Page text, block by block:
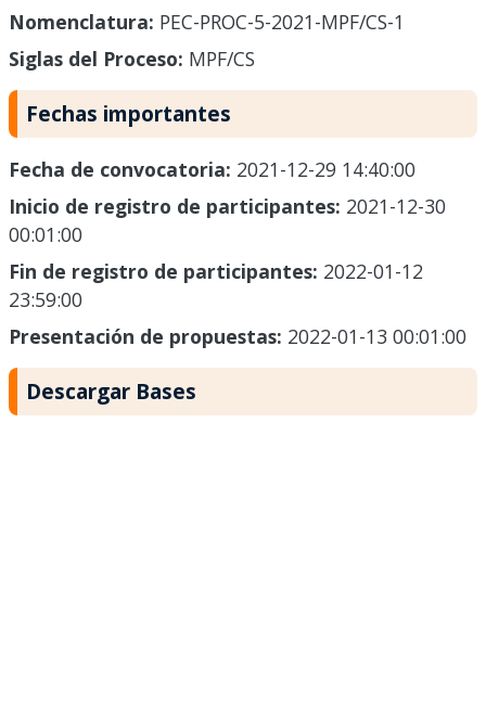
Nomenclatura: PEC-PROC-5-2021-MPF/CS-1
Siglas del Proceso: MPF/CS
Fechas importantes
Fecha de convocatoria: 2021-12-29 14:40:00
Inicio de registro de participantes: 2021-12-30
00:01:00
Fin de registro de participantes: 2022-01-12
23:59:00
Presentación de propuestas: 2022-01-13 00:01:00
Descargar Bases